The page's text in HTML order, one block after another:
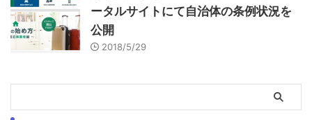
ータルサイトにて自治体の条例状況を
公開
2018/5/29